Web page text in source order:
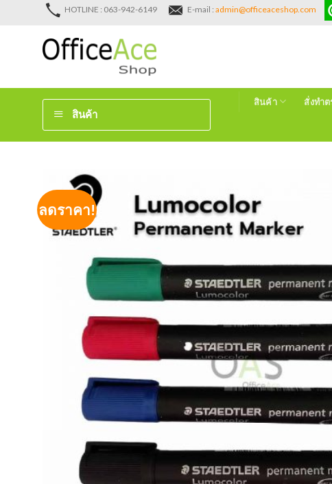
HOTLINE : 063-942-6149 E-mail : admin@officeaceshop.com
สินค้า
สินค้า สั่งทำต
ลดราคา!